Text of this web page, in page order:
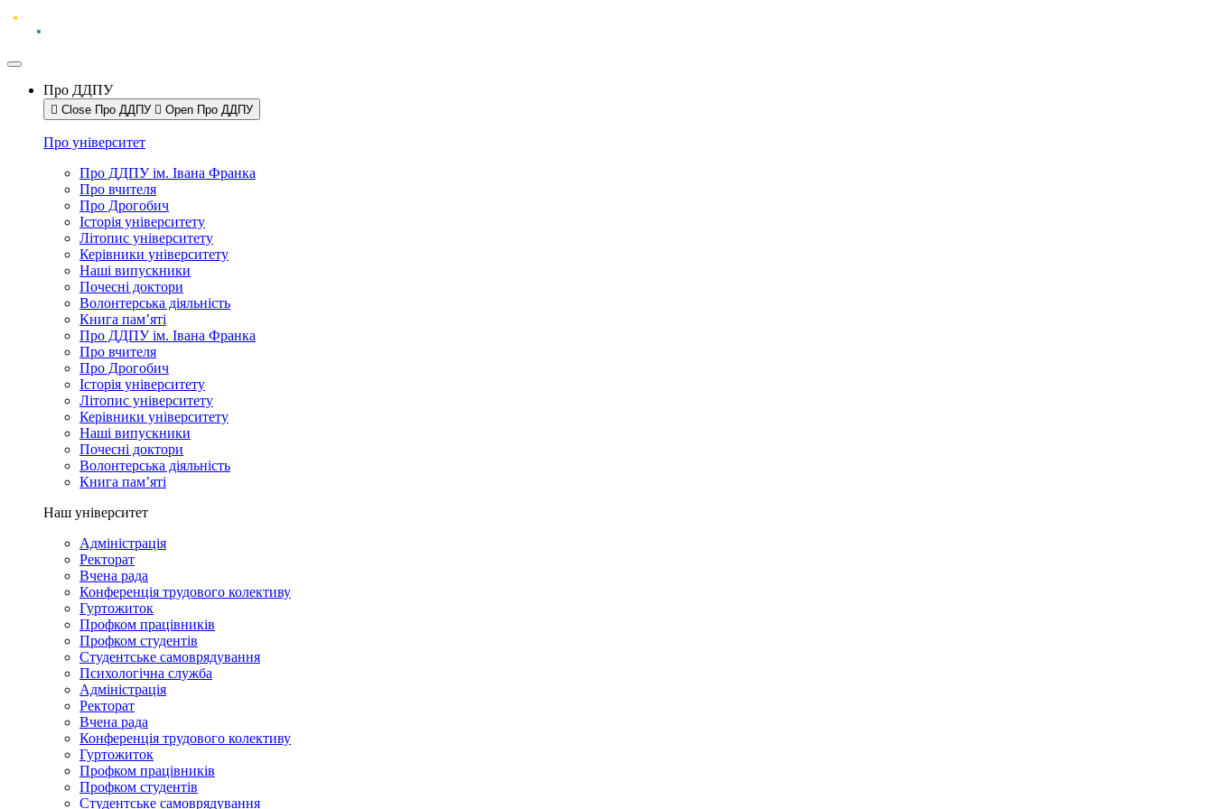
Про ДДПУ
Close Про ДДПУ Open Про ДДПУ
Про університет
Про ДДПУ ім. Івана Франка
Про вчителя
Про Дрогобич
Історія університету
Літопис університету
Керівники університету
Наші випускники
Почесні доктори
Волонтерська діяльність
Книга пам’яті
Про ДДПУ ім. Івана Франка
Про вчителя
Про Дрогобич
Історія університету
Літопис університету
Керівники університету
Наші випускники
Почесні доктори
Волонтерська діяльність
Книга пам’яті
Наш університет
Адміністрація
Ректорат
Вчена рада
Конференція трудового колективу
Гуртожиток
Профком працівників
Профком студентів
Студентське самоврядування
Психологічна служба
Адміністрація
Ректорат
Вчена рада
Конференція трудового колективу
Гуртожиток
Профком працівників
Профком студентів
Студентське самоврядування